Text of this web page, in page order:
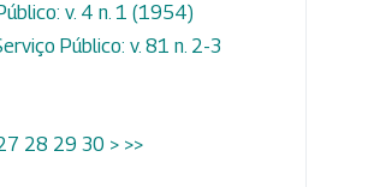
v. 4 n. 1 (1954)
Público: v. 81 n. 2-3
28 29 30 > >>